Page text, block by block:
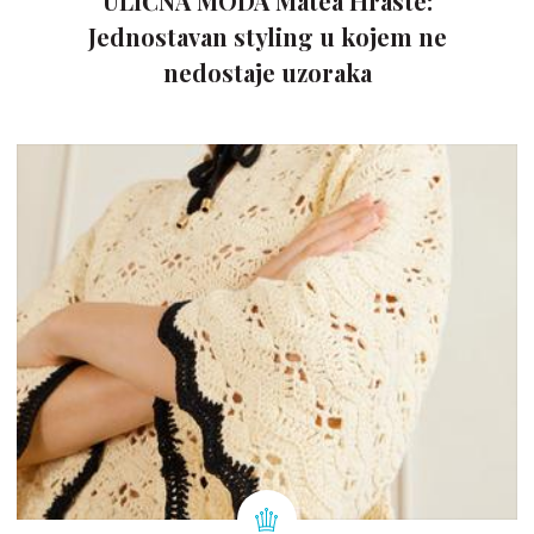
Jednostavan styling u kojem ne
nedostaje uzoraka